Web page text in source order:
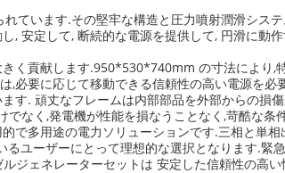
ています.その堅牢な構造と圧力噴射潤滑シス
, 安定して, 断続的な電源を提供して, 円滑に動
く貢献します.950*530*740mm の寸法により,
必要に応じて移動できる信頼性の高い電源を
す. 頑丈なフレームは内部部品を外部からの損
なく,発電機が性能を損なうことなく,苛酷な条
で多用途の電力ソリューションです.三相と単
ユーザーにとって理想的な選択となります.
ジェネレーターセットは 安定した信頼性の高